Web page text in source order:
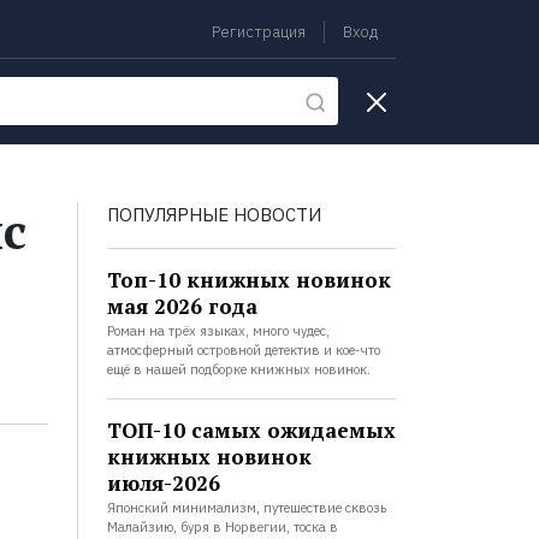
Регистрация Вход
ПОПУЛЯРНЫЕ НОВОСТИ
Топ-10 книжных новинок
мая 2026 года
Роман на трёх языках, много чудес,
атмосферный островной детектив и кое-что
ещё в нашей подборке книжных новинок.
ТОП-10 самых ожидаемых
книжных новинок
июля-2026
Японский минимализм, путешествие сквозь
Малайзию, буря в Норвегии, тоска в